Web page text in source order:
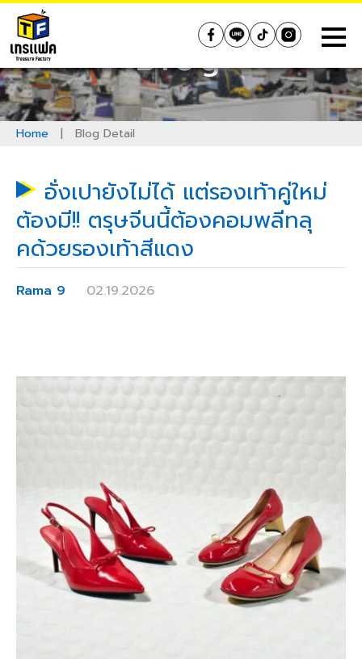
Skip
content
Treasure Factory (Thailand)
Blog
Home | Blog Detail
อั่งเปายังไม่ได้ แต่รองเท้าคู่ใหม่
ต้องมี!! ตรุษจีนนี้ต้องคอมพลีทลุ
คด้วยรองเท้าสีแดง
Rama 9 02.19.2026